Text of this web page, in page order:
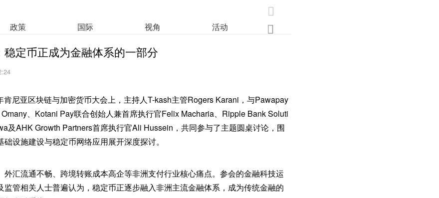

政策 国际 视角 活动 
定币正成为金融体系的一部分
尼亚区块链与加密货币大会上，主持人T-kash主管Rogers Karani，与Pawapay
、Kotani Pay联合创始人兼首席执行官Felix Macharia、Ripple Bank Soluti
及AHK Growth Partners首席执行官Ali Hussein，共同参与了主题圆桌讨论，围
设施建设与稳定币网络应用展开深度探讨。
外汇流通不畅、跨境转账成本高企等非洲支付行业核心痛点。参会的金融科技运
监管相关人士普遍认为，稳定币正逐步融入非洲主流金融体系，成为传统金融的